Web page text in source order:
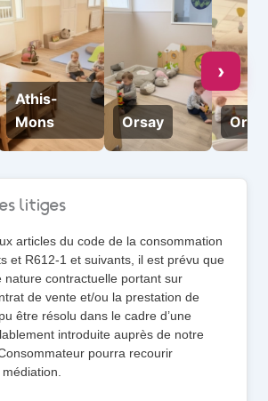
›
Athis-
Mons
Orsay
litiges
articles du code de la consommation
et R612-1 et suivants, il est prévu que
nature contractuelle portant sur
de vente et/ou la prestation de
être résolu dans le cadre d’une
introduite auprès de notre
pourra recourir